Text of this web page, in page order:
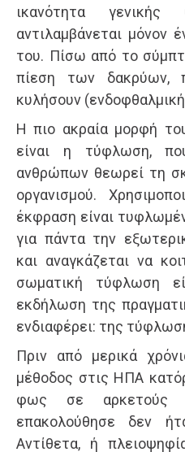
ικανότητα
αντιλαμβάνεται μόνον
του. Πίσω από το
πίεση των δακρύων,
κυλήσουν
Η πιο ακραία μορφή
είναι η τύφλωση,
ανθρώπων θεωρεί τη
οργανισμού.
έκφραση είναι
για πάντα την
και αναγκάζεται να
σωματική τύφλωση
εκδήλωση της
ενδιαφέρει: της
Πριν από μερικά
μέθοδος στις ΗΠΑ
φως σε αρκετούς
επακολούθησε δεν
Αντίθετα, ή